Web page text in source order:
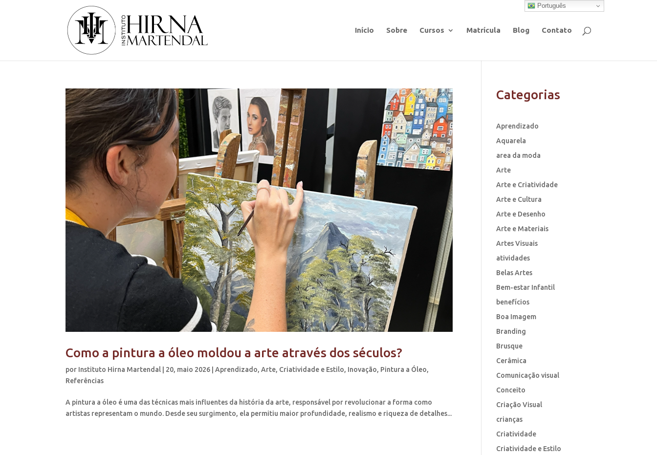
Início Sobre Cursos Matrícula Blog Contato
Como a pintura a óleo moldou a arte através dos séculos?
por Instituto Hirna Martendal 20, maio 2026 |Aprendizado,Arte, Criatividade e Estilo, Inovação, Pintura a Óleo,
Referências
A pintura a óleo é uma das técnicas mais influentes da história da arte, responsável por revolucionar a forma como
artistas representam o mundo. Desde seu surgimento, ela permitiu maior profundidade, realismo e riqueza de detalhes...
Categorias
Aprendizado
Aquarela
area da moda
Arte
Arte e Criatividade
Arte e Cultura
Arte e Desenho
Arte e Materiais
Artes Visuais
atividades
Belas Artes
Bem-estar Infantil
benefícios
Boa Imagem
Branding
Brusque
Cerâmica
Comunicação visual
Conceito
Criação Visual
crianças
Criatividade
Criatividade e Estilo
Português